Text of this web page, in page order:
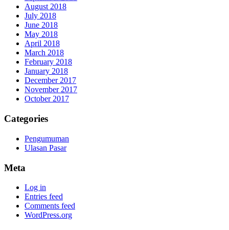
August 2018
July 2018
June 2018
May 2018
April 2018
March 2018
February 2018
January 2018
December 2017
November 2017
October 2017
Categories
Pengumuman
Ulasan Pasar
Meta
Log in
Entries feed
Comments feed
WordPress.org